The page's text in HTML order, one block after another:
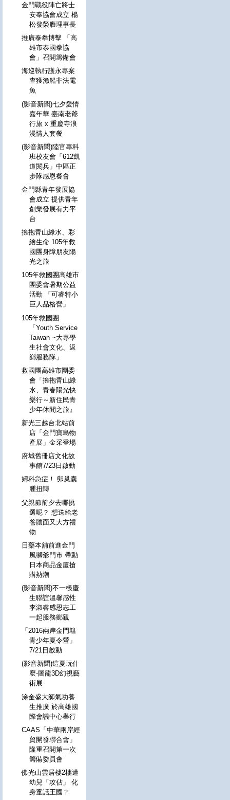
金門戰役陣亡將士
安奉協會成立 楊
松發榮膺理事長
推廣泰拳博擊 「高
雄市泰國拳協
會」召開籌備會
海巡執行護永專案
查獲漁船非法電
魚
(影音新聞)七夕愛情
嘉年華 臺南老爺
行旅 x 重慶寺浪
漫情人套餐
(影音新聞)陸官專科
班校友會「612凱
道閱兵」中區正
步隊感恩餐會
金門縣青年發展協
會成立 提供青年
創業發展有力平
台
擁抱青山綠水、彩
繪生命 105年救
國團身障朋友陽
光之旅
105年救國團高雄市
團委會暑期公益
活動 「可睿特小
巨人品格營」
105年救國團
「Youth Service
Taiwan ~大專學
生社會文化、返
鄉服務隊」
救國團高雄市團委
會「擁抱青山綠
水、青春陽光快
樂行～新住民青
少年休閒之旅』
新光三越台北站前
店「金門寶島物
產展」金采登場
府城舊冊店文化故
事館7/23日啟動
婦科急症！ 卵巢囊
腫扭轉
父親節前夕去哪挑
選呢？ 想送給老
爸體面又大方禮
物
日藥本舖前進金門
風獅爺門市 帶動
日本商品金廈搶
購熱潮
(影音新聞)不一樣慶
生聯誼溫馨感性
李淑睿感恩志工
一起服務鄉親
「2016兩岸金門籍
青少年夏令營」
7/21日啟動
(影音新聞)這夏玩什
麼-圖龍3D幻視藝
術展
涂金盛大師氣功養
生推廣 於高雄國
際會議中心舉行
CAAS「中華兩岸經
貿開發聯合會」
隆重召開第一次
籌備委員會
佛光山雲居樓2樓遭
幼兒「攻佔」 化
身童話王國？